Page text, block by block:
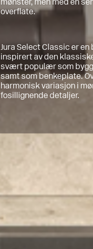
overflate.
Jura Select Classic er
inspirert av den
svært populær som
samt som benkeplate.
harmonisk variasjon i
fosillignende detaljer.